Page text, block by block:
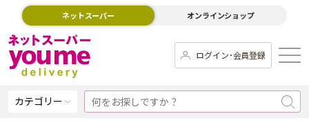
ネットスーパー オンラインショップ
ログイン･会員登録
カテゴリー